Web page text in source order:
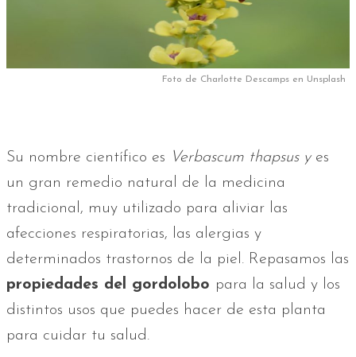
Foto de Charlotte Descamps en Unsplash
Su nombre científico es Verbascum thapsus y es
un gran remedio natural de la medicina
tradicional, muy utilizado para aliviar las
afecciones respiratorias, las alergias y
determinados trastornos de la piel. Repasamos las
propiedades del gordolobo para la salud y los
distintos usos que puedes hacer de esta planta
para cuidar tu salud.